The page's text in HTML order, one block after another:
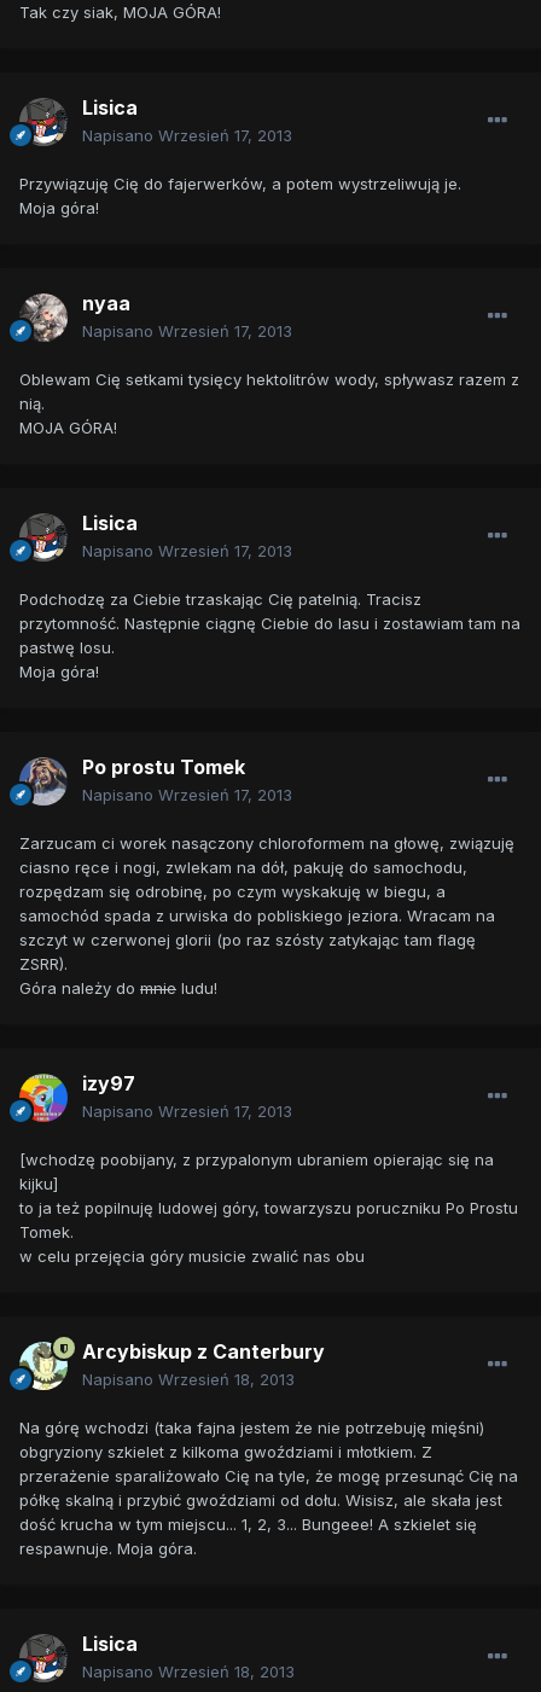
Tak czy siak, MOJA GÓRA!
Lisica
Napisano Wrzesień 17, 2013
Przywiązuję Cię do fajerwerków, a potem wystrzeliwują je.
Moja góra!
nyaa
Napisano Wrzesień 17, 2013
Oblewam Cię setkami tysięcy hektolitrów wody, spływasz razem z
nią.
MOJA GÓRA!
Lisica
Napisano Wrzesień 17, 2013
Podchodzę za Ciebie trzaskając Cię patelnią. Tracisz
przytomność. Następnie ciągnę Ciebie do lasu i zostawiam tam na
pastwę losu.
Moja góra!
Po prostu Tomek
Napisano Wrzesień 17, 2013
Zarzucam ci worek nasączony chloroformem na głowę, związuję
ciasno ręce i nogi, zwlekam na dół, pakuję do samochodu,
rozpędzam się odrobinę, po czym wyskakuję w biegu, a
samochód spada z urwiska do pobliskiego jeziora. Wracam na
szczyt w czerwonej glorii (po raz szósty zatykając tam flagę
ZSRR).
Góra należy do mnie ludu!
izy97
Napisano Wrzesień 17, 2013
[wchodzę poobijany, z przypalonym ubraniem opierając się na
kijku]
to ja też popilnuję ludowej góry, towarzyszu poruczniku Po Prostu
Tomek.
w celu przejęcia góry musicie zwalić nas obu
Arcybiskup z Canterbury
Napisano Wrzesień 18, 2013
Na górę wchodzi (taka fajna jestem że nie potrzebuję mięśni)
obgryziony szkielet z kilkoma gwoździami i młotkiem. Z
przerażenie sparaliżowało Cię na tyle, że mogę przesunąć Cię na
półkę skalną i przybić gwoździami od dołu. Wisisz, ale skała jest
dość krucha w tym miejscu... 1, 2, 3... Bungeee! A szkielet się
respawnuje. Moja góra.
Lisica
Napisano Wrzesień 18, 2013